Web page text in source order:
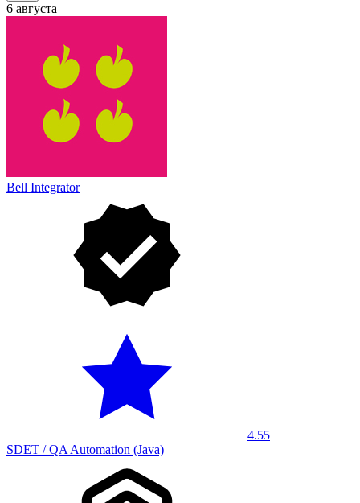
6 августа
Bell Integrator
4.55
SDET / QA Automation (Java)